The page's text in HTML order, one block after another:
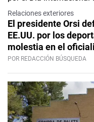
Relaciones exteriores
El presidente Orsi
EE.UU. por los
molestia en el
POR REDACCIÓN BÚSQUEDA